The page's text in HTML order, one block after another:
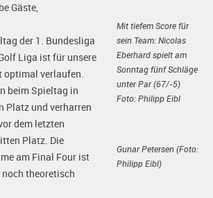
Gäste,
der 1. Bundesliga
Liga ist für unsere
optimal verlaufen.
beim Spieltag in
Platz und verharren
dem letzten
Platz. Die
am Final Four ist
theoretisch
Mit tiefem Score für
sein Team: Nicolas
Eberhard spielt am
Sonntag fünf Schläge
unter Par (67/-5)
Foto: Philipp Eibl
Gunar Petersen (Foto:
Philipp Eibl)